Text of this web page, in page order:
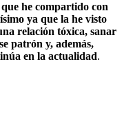
he compartido con
ya que la he visto
relación tóxica, sanar
patrón y, además,
en la actualidad.